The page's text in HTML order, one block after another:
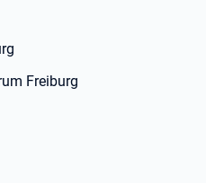
Freiburg